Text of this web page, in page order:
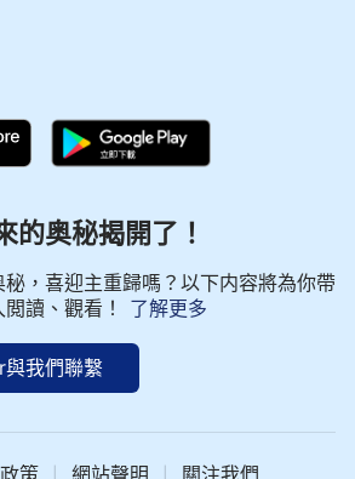
的奥秘揭開了！
，喜迎主重歸嗎？以下内容將為你帶
讀、觀看！
了解更多
我們聯繫